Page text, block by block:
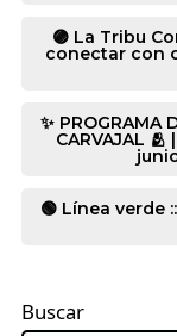
🟣 La Tribu
conectar con
✨ PROGRAMA
CARVAJAL
🟢 Línea verde
Buscar